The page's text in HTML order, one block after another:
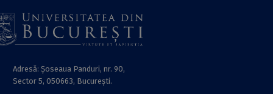
Adresă: Șoseaua Panduri, nr. 90,
Sector 5, 050663, Bucureşti.